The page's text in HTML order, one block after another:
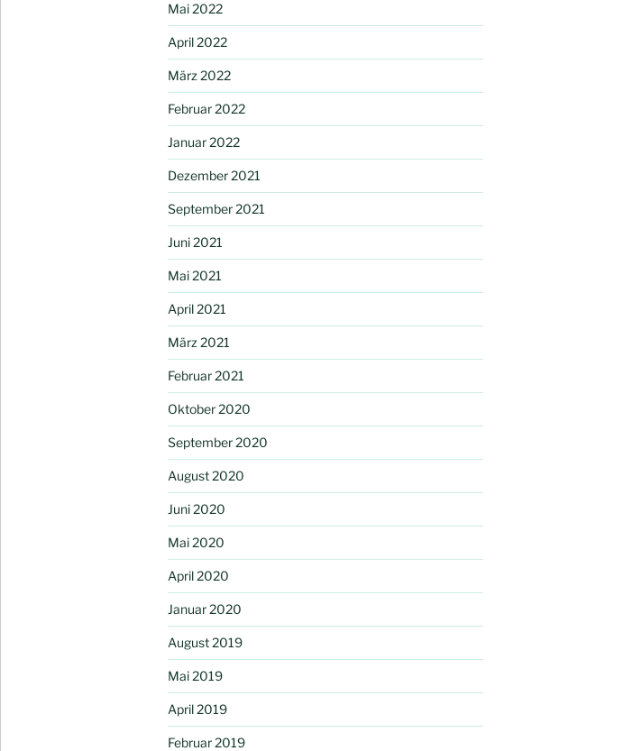
Mai 2022
April 2022
März 2022
Februar 2022
Januar 2022
Dezember 2021
September 2021
Juni 2021
Mai 2021
April 2021
März 2021
Februar 2021
Oktober 2020
September 2020
August 2020
Juni 2020
Mai 2020
April 2020
Januar 2020
August 2019
Mai 2019
April 2019
Februar 2019